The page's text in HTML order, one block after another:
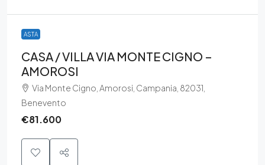
ASTA
CASA / VILLA VIA MONTE CIGNO –
AMOROSI
Via Monte Cigno, Amorosi, Campania, 82031,
Benevento
€81.600